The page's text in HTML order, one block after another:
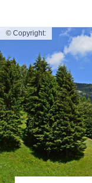
© Copyright: